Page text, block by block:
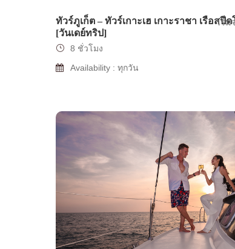
ทัวร์ภูเก็ต – ทัวร์เกาะเฮ เกาะราชา เรือสปี
[วันเดย์ทริป]
เริ่ม
8 ชั่วโมง
Availability : ทุกวัน